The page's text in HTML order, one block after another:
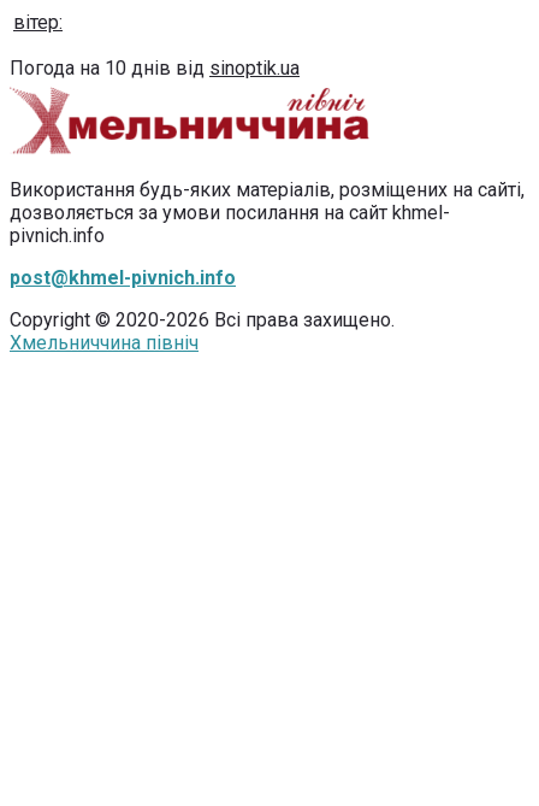
вітер:
Погода на 10 днів від sinoptik.ua
Використання будь-яких матеріалів, розміщених на сайті,
дозволяється за умови посилання на сайт khmel-
pivnich.info
post@khmel-pivnich.info
Copyright © 2020-2026 Всі права захищено.
Хмельниччина північ